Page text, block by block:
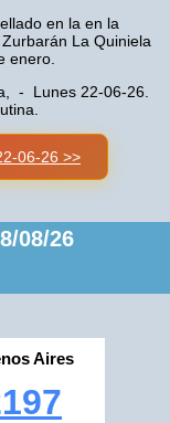
en la en la
La Quiniela
enero.
- Lunes 22-06-26.
06-26 >>
08/26
Aires